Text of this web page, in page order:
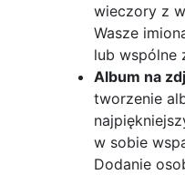
wieczory z
Wasze
lub wspólne
Album na
tworzenie
w sobie
Dodanie